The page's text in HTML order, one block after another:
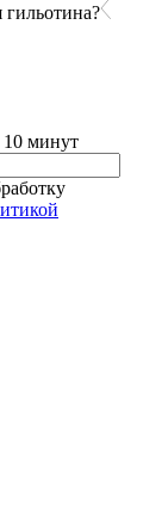
10 минут